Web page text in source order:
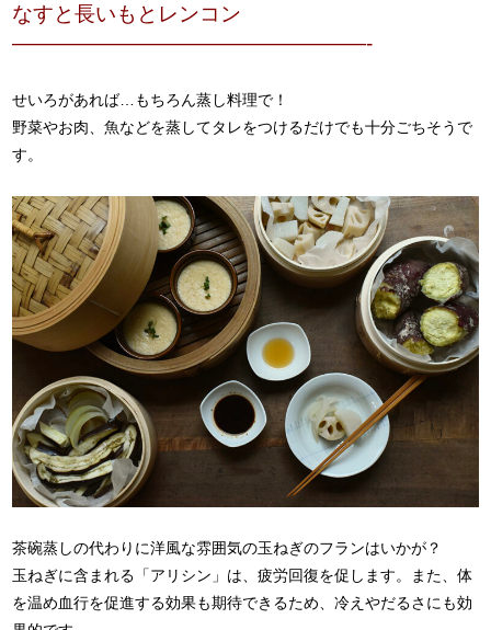
なすと長いもとレンコン
—————————————————-
せいろがあれば…もちろん蒸し料理で！
野菜やお肉、魚などを蒸してタレをつけるだけでも十分ごちそうで
す。
茶碗蒸しの代わりに洋風な雰囲気の玉ねぎのフランはいかが？
玉ねぎに含まれる「アリシン」は、疲労回復を促します。また、体
を温め血行を促進する効果も期待できるため、冷えやだるさにも効